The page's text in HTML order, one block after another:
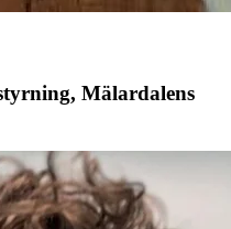
Mälardalens